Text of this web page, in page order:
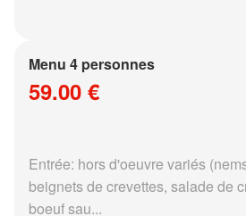
Menu 4 personnes
59.00 €
Entrée: hors d'oeuvre variés
beignets de crevettes, salade de
boeuf sau...